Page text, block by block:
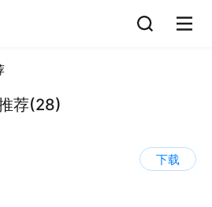
荐(28)
下载